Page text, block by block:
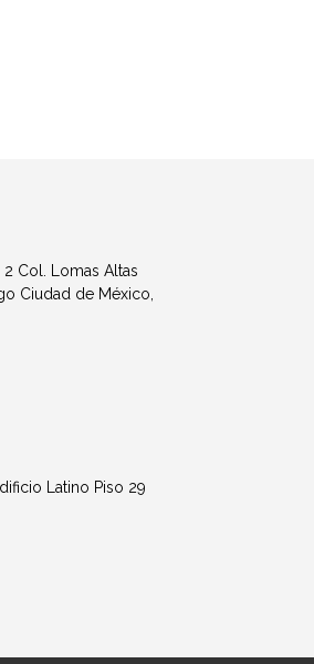
Col. Lomas Altas
Ciudad de México,
Latino Piso 29